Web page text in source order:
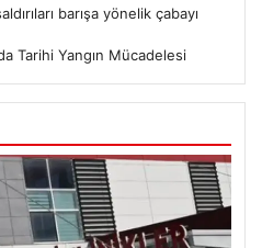
barışa yönelik çabayı
Tarihi Yangın Mücadelesi